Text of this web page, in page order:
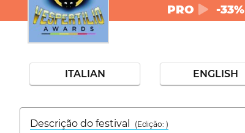
PRO -33%
ITALIAN ENGLISH
Descrição do festival
(Edição: )